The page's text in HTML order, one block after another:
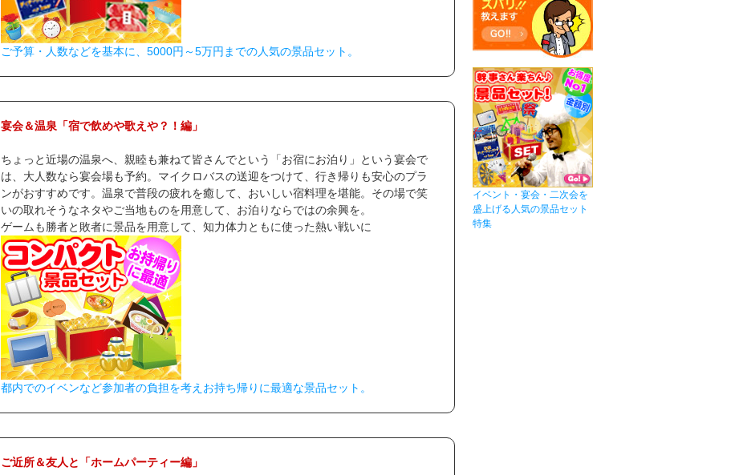
ご予算・人数などを基本に、5000円～5万円までの人気の景品セット。
宴会＆温泉「宿で飲めや歌えや？！編」
ちょっと近場の温泉へ、親睦も兼ねて皆さんでという「お宿にお泊り」という宴会で
は、大人数なら宴会場も予約。マイクロバスの送迎をつけて、行き帰りも安心のプラ
ンがおすすめです。温泉で普段の疲れを癒して、おいしい宿料理を堪能。その場で笑
いの取れそうなネタやご当地ものを用意して、お泊りならではの余興を。
ゲームも勝者と敗者に景品を用意して、知力体力ともに使った熱い戦いに
都内でのイベンなど参加者の負担を考えお持ち帰りに最適な景品セット。
ご近所＆友人と「ホームパーティー編」
イベント・宴会・二次会を
盛上げる人気の景品セット
特集